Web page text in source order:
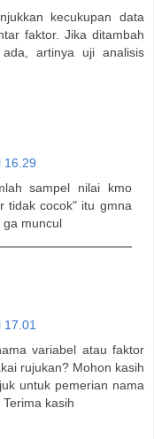
kecukupan data
faktor. Jika ditambah
artinya uji analisis
16.29
sampel nilai kmo
tidak cocok" itu gmna
ga muncul
17.01
variabel atau faktor
rujukan? Mohon kasih
untuk pemerian nama
kasih